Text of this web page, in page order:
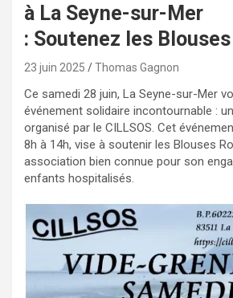
à La Seyne-sur-Mer
: Soutenez les
23 juin 2025 Thomas Gagnon
Ce samedi 28 juin, La Seyne-sur-Mer
événement solidaire incontournable :
organisé par le CILLSOS. Cet
8h à 14h, vise à soutenir les Blouses
association bien connue pour son
enfants hospitalisés.